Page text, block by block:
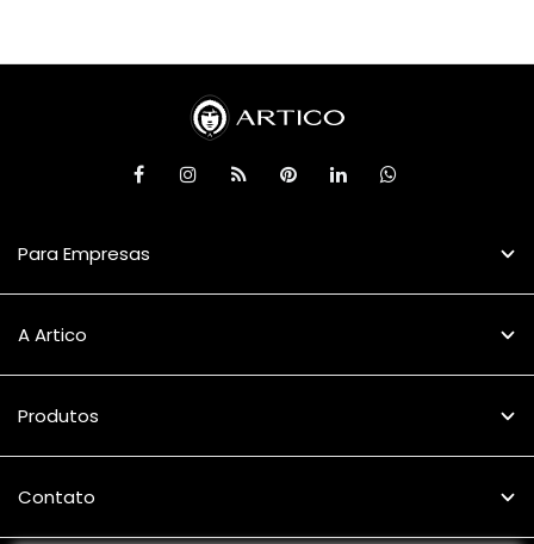
Para Empresas
A Artico
Produtos
Contato